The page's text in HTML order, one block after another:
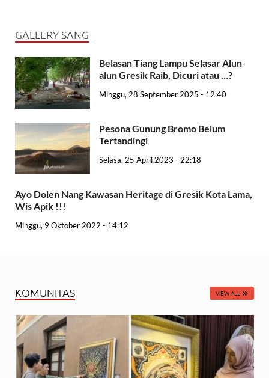
GALLERY SANG
Belasan Tiang Lampu Selasar Alun-
alun Gresik Raib, Dicuri atau …?
Minggu, 28 September 2025 - 12:40
Pesona Gunung Bromo Belum
Tertandingi
Selasa, 25 April 2023 - 22:18
Ayo Dolen Nang Kawasan Heritage di Gresik Kota Lama,
Wis Apik !!!
Minggu, 9 Oktober 2022 - 14:12
KOMUNITAS VIEW ALL